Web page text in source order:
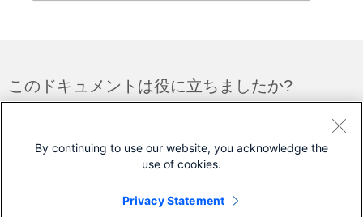
このドキュメントは役に立ちましたか?
By continuing to use our website, you acknowledge the
use of cookies.
Privacy Statement